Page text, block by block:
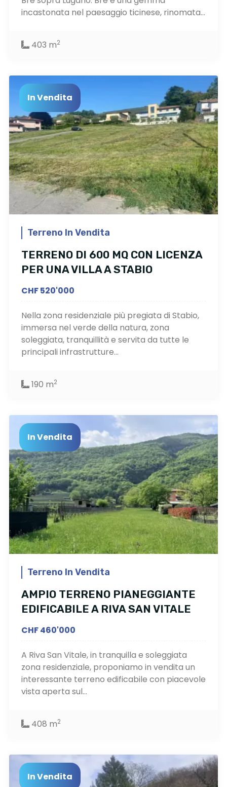
incastonata nel paesaggio ticinese, rinomata...
403 m2
In Vendita
Terreno In Vendita
TERRENO DI 600 MQ CON LICENZA
PER UNA VILLA A STABIO
CHF 520'000
Nella zona residenziale più pregiata di Stabio,
immersa nel verde della natura, zona
soleggiata, tranquillità e servita da tutte le
principali infrastrutture...
190 m2
In Vendita
Terreno In Vendita
AMPIO TERRENO PIANEGGIANTE
EDIFICABILE A RIVA SAN VITALE
CHF 460'000
A Riva San Vitale, in tranquilla e soleggiata
zona residenziale, proponiamo in vendita un
interessante terreno edificabile con piacevole
vista aperta sul...
408 m2
In Vendita